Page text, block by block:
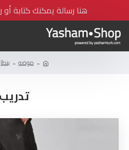
هنا رسالة يمكنك كتابة
موضه
تدريب